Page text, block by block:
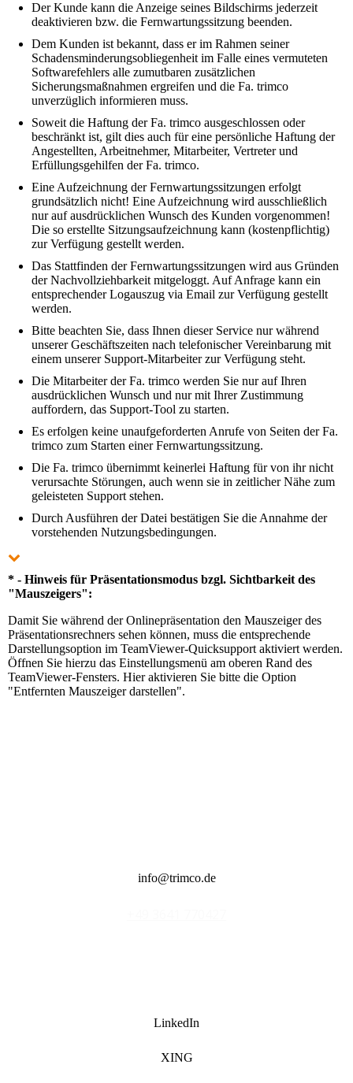
Der Kunde kann die Anzeige seines Bildschirms jederzeit
deaktivieren bzw. die Fernwartungssitzung beenden.
Dem Kunden ist bekannt, dass er im Rahmen seiner
Schadensminderungsobliegenheit im Falle eines vermuteten
Softwarefehlers alle zumutbaren zusätzlichen
Sicherungsmaßnahmen ergreifen und die Fa. trimco
unverzüglich informieren muss.
Soweit die Haftung der Fa. trimco ausgeschlossen oder
beschränkt ist, gilt dies auch für eine persönliche Haftung der
Angestellten, Arbeitnehmer, Mitarbeiter, Vertreter und
Erfüllungsgehilfen der Fa. trimco.
Eine Aufzeichnung der Fernwartungssitzungen erfolgt
grundsätzlich nicht! Eine Aufzeichnung wird ausschließlich
nur auf ausdrücklichen Wunsch des Kunden vorgenommen!
Die so erstellte Sitzungsaufzeichnung kann (kostenpflichtig)
zur Verfügung gestellt werden.
Das Stattfinden der Fernwartungssitzungen wird aus Gründen
der Nachvollziehbarkeit mitgeloggt. Auf Anfrage kann ein
entsprechender Logauszug via Email zur Verfügung gestellt
werden.
Bitte beachten Sie, dass Ihnen dieser Service nur während
unserer Geschäftszeiten nach telefonischer Vereinbarung mit
einem unserer Support-Mitarbeiter zur Verfügung steht.
Die Mitarbeiter der Fa. trimco werden Sie nur auf Ihren
ausdrücklichen Wunsch und nur mit Ihrer Zustimmung
auffordern, das Support-Tool zu starten.
Es erfolgen keine unaufgeforderten Anrufe von Seiten der Fa.
trimco zum Starten einer Fernwartungssitzung.
Die Fa. trimco übernimmt keinerlei Haftung für von ihr nicht
verursachte Störungen, auch wenn sie in zeitlicher Nähe zum
geleisteten Support stehen.
Durch Ausführen der Datei bestätigen Sie die Annahme der
vorstehenden Nutzungsbedingungen.
* - Hinweis für Präsentationsmodus bzgl. Sichtbarkeit des
"Mauszeigers":
Damit Sie während der Onlinepräsentation den Mauszeiger des
Präsentationsrechners sehen können, muss die entsprechende
Darstellungsoption im TeamViewer-Quicksupport aktiviert werden.
Öffnen Sie hierzu das Einstellungsmenü am oberen Rand des
TeamViewer-Fensters. Hier aktivieren Sie bitte die Option
"Entfernten Mauszeiger darstellen".
info@trimco.de
LinkedIn
XING